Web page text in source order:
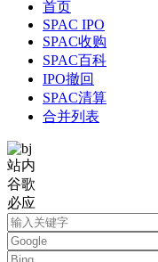
首页
SPAC IPO
SPAC收购
SPAC百科
IPO撤回
SPAC清算
合并列表
站内
谷歌
必应